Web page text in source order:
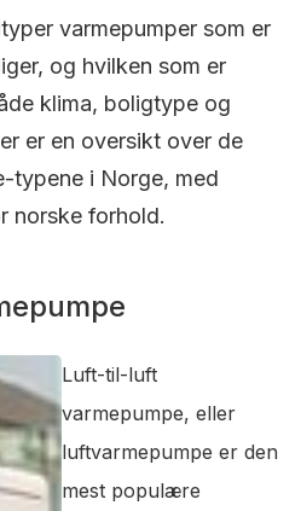
varmepumper som er
og hvilken som er
klima, boligtype og
er en oversikt over de
typene i Norge, med
norske forhold.
Luft-til-luft
varmepumpe, eller
luftvarmepumpe er den
mest populære